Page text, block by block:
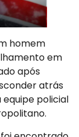
homem
em
após
atrás
policial